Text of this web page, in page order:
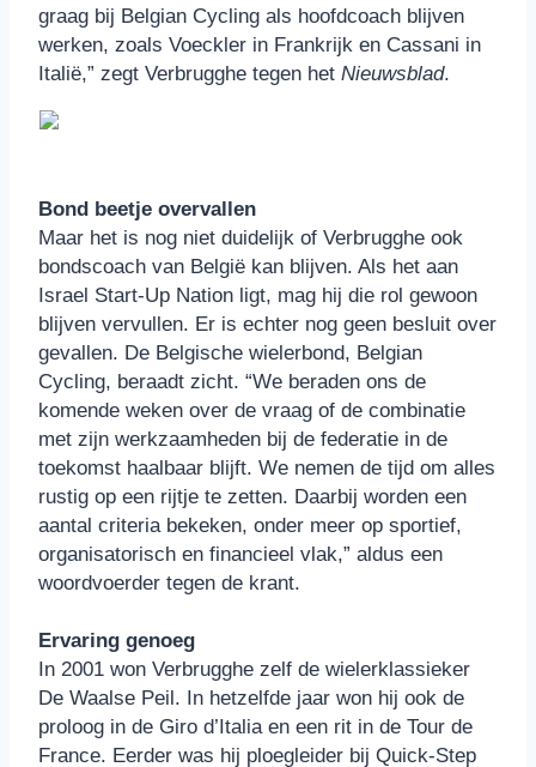
graag bij Belgian Cycling als hoofdcoach blijven
werken, zoals Voeckler in Frankrijk en Cassani in
Italië,” zegt Verbrugghe tegen het Nieuwsblad.
Bond beetje overvallen
Maar het is nog niet duidelijk of Verbrugghe ook
bondscoach van België kan blijven. Als het aan
Israel Start-Up Nation ligt, mag hij die rol gewoon
blijven vervullen. Er is echter nog geen besluit over
gevallen. De Belgische wielerbond, Belgian
Cycling, beraadt zicht. “We beraden ons de
komende weken over de vraag of de combinatie
met zijn werkzaamheden bij de federatie in de
toekomst haalbaar blijft. We nemen de tijd om alles
rustig op een rijtje te zetten. Daarbij worden een
aantal criteria bekeken, onder meer op sportief,
organisatorisch en financieel vlak,” aldus een
woordvoerder tegen de krant.
Ervaring genoeg
In 2001 won Verbrugghe zelf de wielerklassieker
De Waalse Peil. In hetzelfde jaar won hij ook de
proloog in de Giro d’Italia en een rit in de Tour de
France. Eerder was hij ploegleider bij Quick-Step